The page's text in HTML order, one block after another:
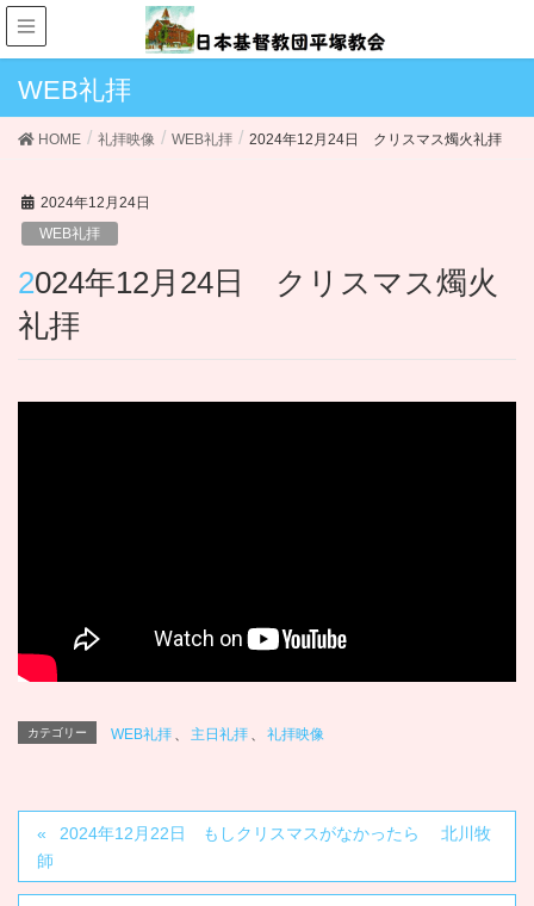
WEB礼拝
HOME 礼拝映像 WEB礼拝 2024年12月24日 クリスマス燭火礼拝
2024年12月24日
WEB礼拝
2024年12月24日 クリスマス燭火
礼拝
カテゴリー WEB礼拝 、 主日礼拝 、 礼拝映像
2024年12月22日 もしクリスマスがなかったら 北川牧
師